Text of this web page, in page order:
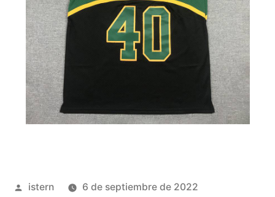
Publicado
istern
6 de septiembre de 2022